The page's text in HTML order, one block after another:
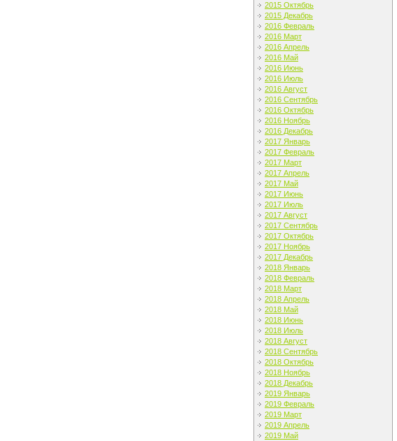
2015 Октябрь
2015 Декабрь
2016 Февраль
2016 Март
2016 Апрель
2016 Май
2016 Июнь
2016 Июль
2016 Август
2016 Сентябрь
2016 Октябрь
2016 Ноябрь
2016 Декабрь
2017 Январь
2017 Февраль
2017 Март
2017 Апрель
2017 Май
2017 Июнь
2017 Июль
2017 Август
2017 Сентябрь
2017 Октябрь
2017 Ноябрь
2017 Декабрь
2018 Январь
2018 Февраль
2018 Март
2018 Апрель
2018 Май
2018 Июнь
2018 Июль
2018 Август
2018 Сентябрь
2018 Октябрь
2018 Ноябрь
2018 Декабрь
2019 Январь
2019 Февраль
2019 Март
2019 Апрель
2019 Май